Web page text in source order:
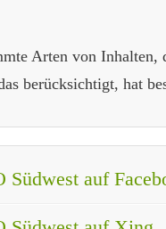
Arten von
berücksichtigt, hat
Südwest auf